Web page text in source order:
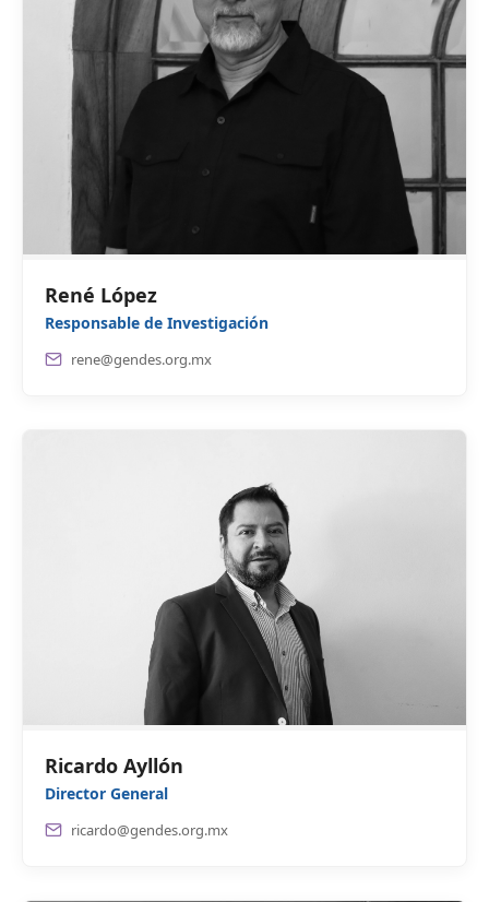
René López
Responsable de Investigación
rene@gendes.org.mx
Ricardo Ayllón
Director General
ricardo@gendes.org.mx